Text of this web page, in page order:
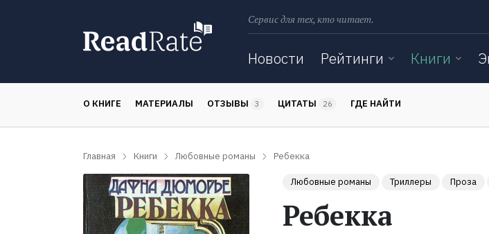
Сервис для тех, кто читает.
Новости Рейтинги Книги
О КНИГЕ МАТЕРИАЛЫ ОТЗЫВЫ 3 ЦИТАТЫ 26 ГДЕ НАЙТИ
Главная Книги Любовные романы Ребекка
Любовные романы Триллеры Проза
Ребекка